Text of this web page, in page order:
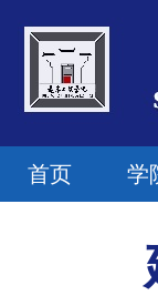
首页 学